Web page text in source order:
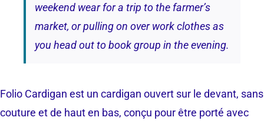
weekend wear for a trip to the farmer’s
market, or pulling on over work clothes as
you head out to book group in the evening.
Folio Cardigan est un cardigan ouvert sur le devant, sans
couture et de haut en bas, conçu pour être porté avec